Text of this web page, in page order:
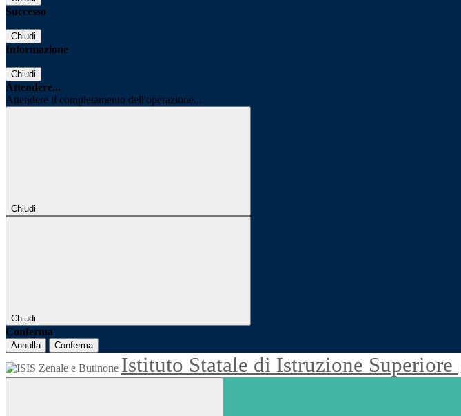
Successo
Chiudi
Informazione
Chiudi
Attendere...
Attendere il completamento dell'operazione...
Chiudi
Chiudi
Conferma
Annulla Conferma
Istituto Statale di Istruzione Superiore